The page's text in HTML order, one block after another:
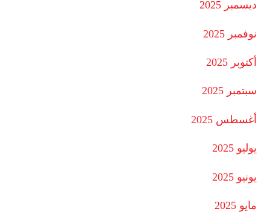
ديسمبر 2025
نوفمبر 2025
أكتوبر 2025
سبتمبر 2025
أغسطس 2025
يوليو 2025
يونيو 2025
مايو 2025